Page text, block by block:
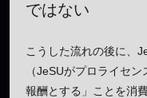
ではない
こうした流れの後に、
（JeSUがプロライセ
報酬とする」ことを消